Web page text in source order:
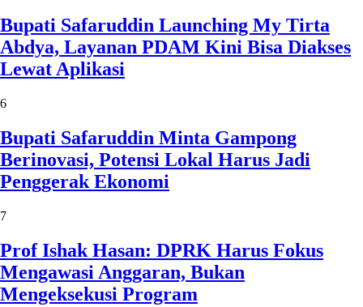
Bupati Safaruddin Launching My Tirta
Abdya, Layanan PDAM Kini Bisa Diakses
Lewat Aplikasi
6
Bupati Safaruddin Minta Gampong
Berinovasi, Potensi Lokal Harus Jadi
Penggerak Ekonomi
7
Prof Ishak Hasan: DPRK Harus Fokus
Mengawasi Anggaran, Bukan
Mengeksekusi Program